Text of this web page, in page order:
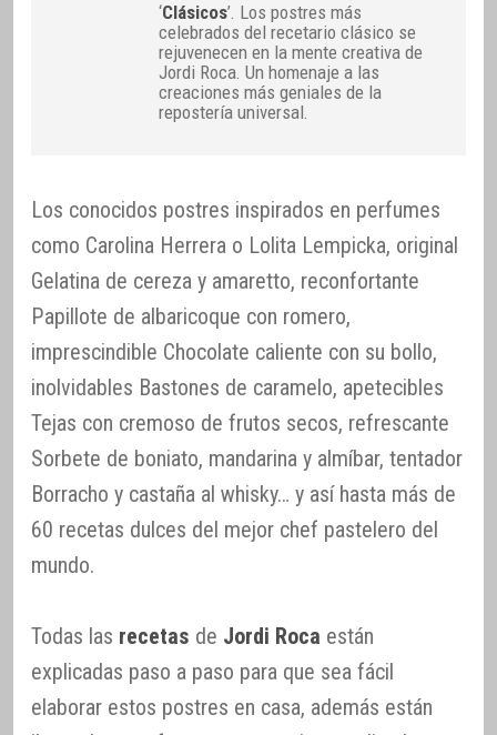
‘Clásicos’. Los postres más
celebrados del recetario clásico se
rejuvenecen en la mente creativa de
Jordi Roca. Un homenaje a las
creaciones más geniales de la
repostería universal.
Los conocidos postres inspirados en perfumes
como Carolina Herrera o Lolita Lempicka, original
Gelatina de cereza y amaretto, reconfortante
Papillote de albaricoque con romero,
imprescindible Chocolate caliente con su bollo,
inolvidables Bastones de caramelo, apetecibles
Tejas con cremoso de frutos secos, refrescante
Sorbete de boniato, mandarina y almíbar, tentador
Borracho y castaña al whisky… y así hasta más de
60 recetas dulces del mejor chef pastelero del
mundo.
Todas las recetas de Jordi Roca están
explicadas paso a paso para que sea fácil
elaborar estos postres en casa, además están